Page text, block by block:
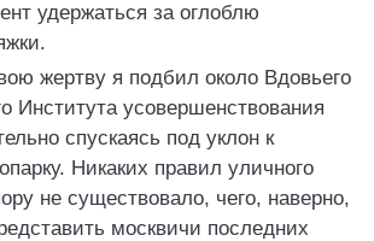
удержаться за оглоблю
жертву я подбил около Вдовьего
Института усовершенствования
спускаясь под уклон к
Никаких правил уличного
не существовало, чего, наверно,
москвичи последних